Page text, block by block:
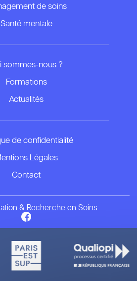
de soins
Santé mentale
sommes-nous ?
Formations
Actualités
de confidentialité
Légales
Contact
& Recherche en Soins